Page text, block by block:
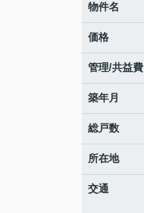
物件名
価格
管理/共益費
築年月
総戸数
所在地
交通